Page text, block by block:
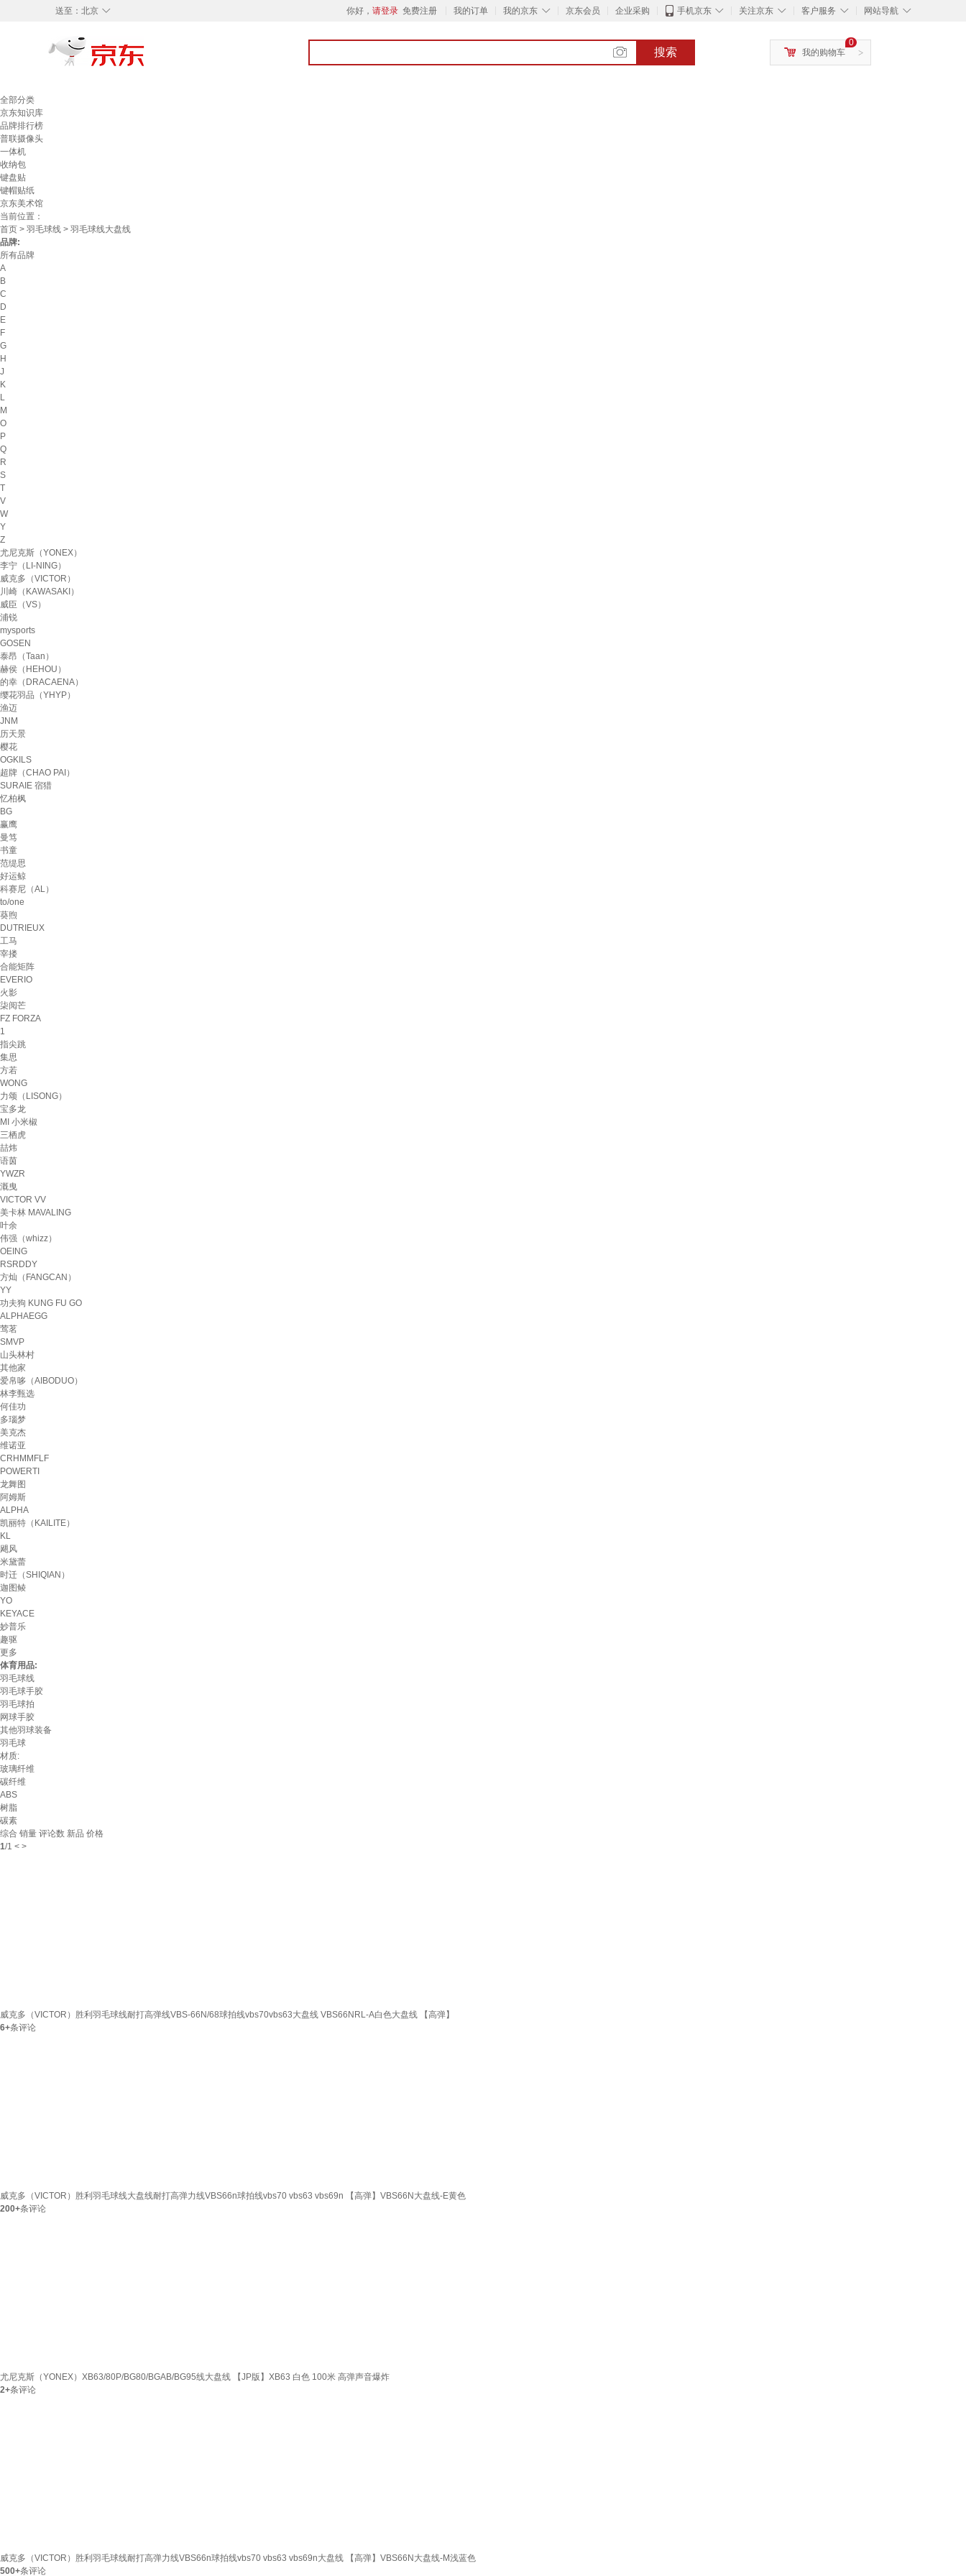
◇
送至： 北京 你好， 请登录 免费注册 我的订单 ◇
我的京东 京东会员 企业采购 ◇
手机京东 ◇
关注京东 ◇
客户服务 ◇
网站导航
搜索 >
0
我的购物车
全部分类
京东知识库
品牌排行榜
普联摄像头
一体机
收纳包
键盘贴
键帽贴纸
京东美术馆
当前位置：
首页 > 羽毛球线 > 羽毛球线大盘线
品牌:
所有品牌
A
B
C
D
E
F
G
H
J
K
L
M
O
P
Q
R
S
T
V
W
Y
Z
尤尼克斯（YONEX）
李宁（LI-NING）
威克多（VICTOR）
川崎（KAWASAKI）
威臣（VS）
浦锐
mysports
GOSEN
泰昂（Taan）
赫侯（HEHOU）
的幸（DRACAENA）
缨花羽品（YHYP）
渔迈
JNM
历天景
樱花
OGKILS
超牌（CHAO PAI）
SURAIE 宿猎
忆柏枫
BG
赢鹰
曼笃
书童
范缇思
好运鲸
科赛尼（AL）
to/one
葵煦
DUTRIEUX
工马
宰搂
合能矩阵
EVERIO
火影
柒阅芒
FZ FORZA
1
指尖跳
集思
方若
WONG
力颂（LISONG）
宝多龙
MI 小米椒
三栖虎
喆炜
语茵
YWZR
溉曳
VICTOR VV
美卡林 MAVALING
叶余
伟强（whizz）
OEING
RSRDDY
方灿（FANGCAN）
YY
功夫狗 KUNG FU GO
ALPHAEGG
莺茗
SMVP
山头林村
其他家
爱帛哆（AIBODUO）
林李甄选
何佳功
多瑙梦
美克杰
维诺亚
CRHMMFLF
POWERTI
龙舞图
阿姆斯
ALPHA
凯丽特（KAILITE）
KL
飓风
米黛蕾
时迁（SHIQIAN）
迦图鲮
YO
KEYACE
妙普乐
趣驱
更多
体育用品:
羽毛球线
羽毛球手胶
羽毛球拍
网球手胶
其他羽球装备
羽毛球
材质:
玻璃纤维
碳纤维
ABS
树脂
碳素
综合 销量 评论数 新品 价格
1/1 < >
威克多（VICTOR）胜利羽毛球线耐打高弹线VBS-66N/68球拍线vbs70vbs63大盘线 VBS66NRL-A白色大盘线 【高弹】
6+条评论
威克多（VICTOR）胜利羽毛球线大盘线耐打高弹力线VBS66n球拍线vbs70 vbs63 vbs69n 【高弹】VBS66N大盘线-E黄色
200+条评论
尤尼克斯（YONEX）XB63/80P/BG80/BGAB/BG95线大盘线 【JP版】XB63 白色 100米 高弹声音爆炸
2+条评论
威克多（VICTOR）胜利羽毛球线耐打高弹力线VBS66n球拍线vbs70 vbs63 vbs69n大盘线 【高弹】VBS66N大盘线-M浅蓝色
500+条评论